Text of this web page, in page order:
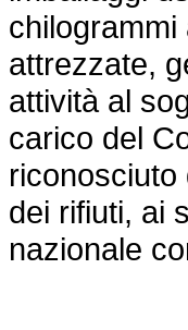
attrezzate,
attività al
carico del
dei rifiuti, ai
nazionale